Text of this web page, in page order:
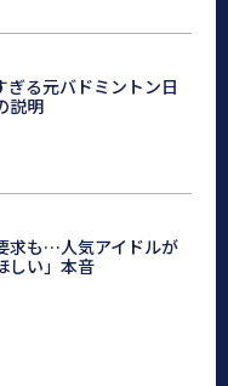
ぎる元バドミントン日
説明
求も…人気アイドルが
しい」本音